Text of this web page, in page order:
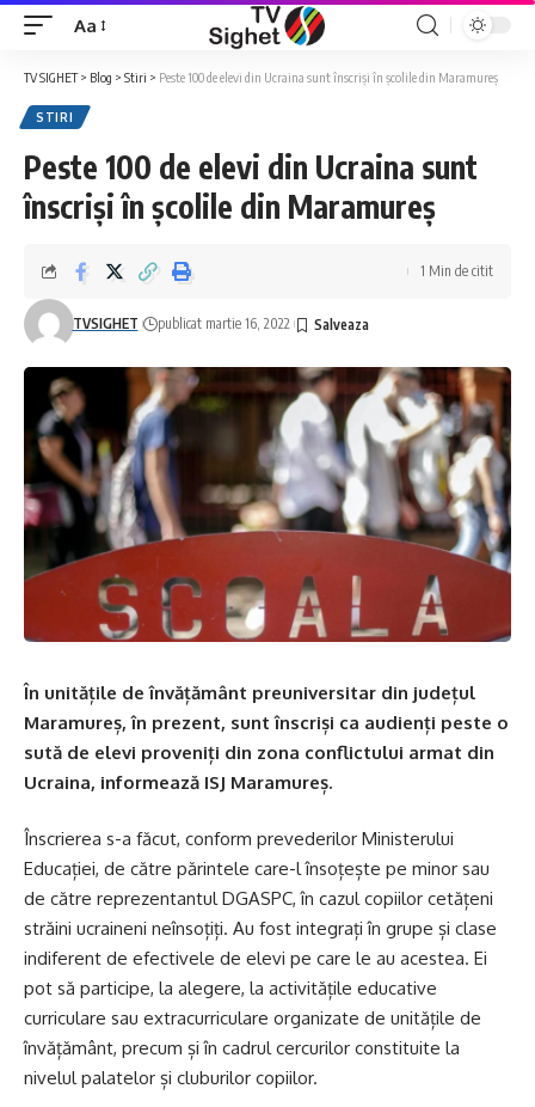
Font
Resizer
Aa
TV SIGHET> Blog > Stiri > Peste 100 de elevi din Ucraina sunt înscriși în școlile din Maramureș
STIRI
Peste 100 de elevi din Ucraina sunt
înscriși în școlile din Maramureș
TVSIGHET publicat martie 16, 2022
1 Min de citit
În unitățile de învățământ preuniversitar din județul
Maramureș, în prezent, sunt înscriși ca audienți peste o
sută de elevi proveniți din zona conflictului armat din
Ucraina, informează ISJ Maramureș.
Înscrierea s-a făcut, conform prevederilor Ministerului
Educației, de către părintele care-l însoțește pe minor sau
de către reprezentantul DGASPC, în cazul copiilor cetățeni
străini ucraineni neînsoțiți. Au fost integrați în grupe și clase
indiferent de efectivele de elevi pe care le au acestea. Ei
pot să participe, la alegere, la activitățile educative
curriculare sau extracurriculare organizate de unitățile de
învățământ, precum și în cadrul cercurilor constituite la
nivelul palatelor și cluburilor copiilor.